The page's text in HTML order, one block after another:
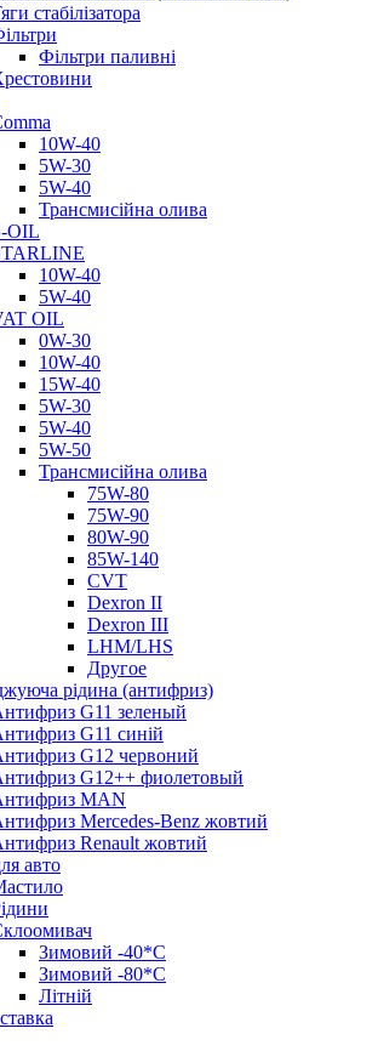
стабілізатора
Фільтри паливні
10W-40
5W-30
5W-40
Трансмисійна олива
OIL
10W-40
5W-40
OIL
0W-30
10W-40
15W-40
5W-30
5W-40
5W-50
Трансмисійна олива
75W-80
75W-90
80W-90
85W-140
CVT
Dexron II
Dexron III
LHM/LHS
Другое
рідина (антифриз)
G11 зеленый
G11 синій
G12 червоний
G12++ фиолетовый
MAN
Mercedes-Benz жовтий
Renault жовтий
авто
Зимовий -40*C
Зимовий -80*C
Літній